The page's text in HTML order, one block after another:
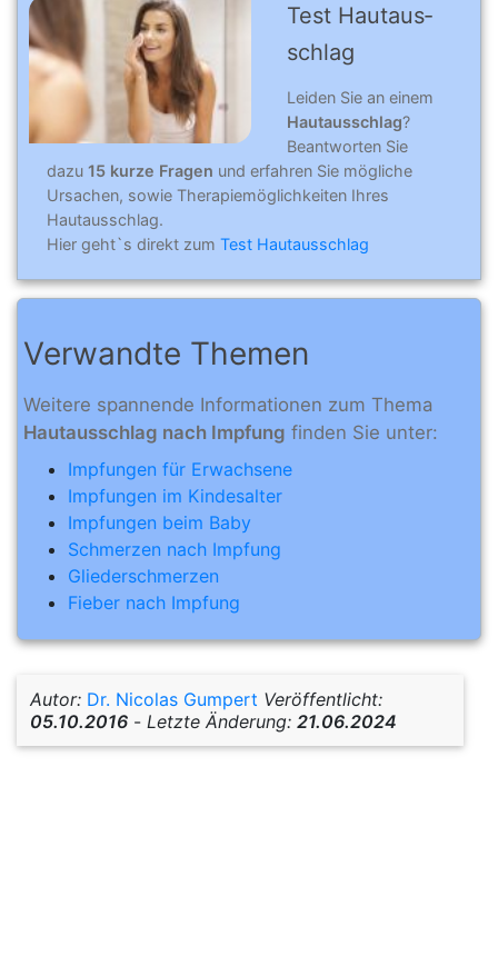
Test Hautaus­
schlag
Leiden Sie an einem
Hautausschlag?
Beantworten Sie
dazu 15 kurze Fragen und erfahren Sie mögliche
Ursachen, sowie Therapiemöglichkeiten Ihres
Hautausschlag.
Hier geht`s direkt zum Test Hautausschlag
Verwandte Themen
Weitere spannende Informationen zum Thema
Hautausschlag nach Impfung finden Sie unter:
Impfungen für Erwachsene
Impfungen im Kindesalter
Impfungen beim Baby
Schmerzen nach Impfung
Gliederschmerzen
Fieber nach Impfung
Autor: Dr. Nicolas Gumpert Veröffentlicht:
05.10.2016 - Letzte Änderung: 21.06.2024